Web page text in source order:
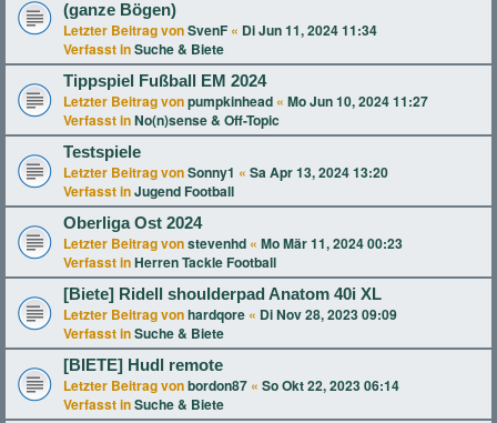
(ganze Bögen)
Letzter Beitrag vonSvenF « Di Jun 11, 2024 11:34
Verfasst inSuche & Biete
Tippspiel Fußball EM 2024
Letzter Beitrag vonpumpkinhead « Mo Jun 10, 2024 11:27
Verfasst inNo(n)sense & Off-Topic
Testspiele
Letzter Beitrag vonSonny1 « Sa Apr 13, 2024 13:20
Verfasst inJugend Football
Oberliga Ost 2024
Letzter Beitrag vonstevenhd « Mo Mär 11, 2024 00:23
Verfasst inHerren Tackle Football
[Biete] Ridell shoulderpad Anatom 40i XL
Letzter Beitrag vonhardqore « Di Nov 28, 2023 09:09
Verfasst inSuche & Biete
[BIETE] Hudl remote
Letzter Beitrag vonbordon87 « So Okt 22, 2023 06:14
Verfasst inSuche & Biete